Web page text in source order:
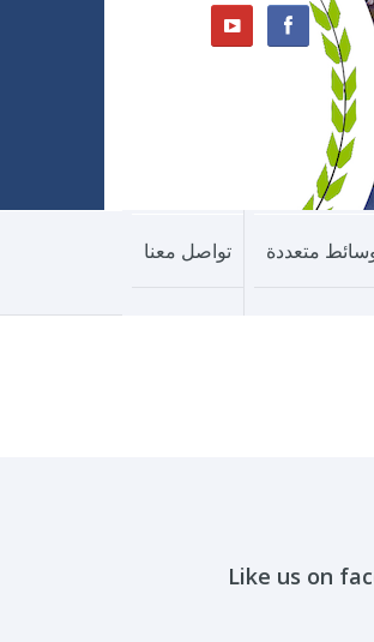
متعددة تواصل معنا
Like us on